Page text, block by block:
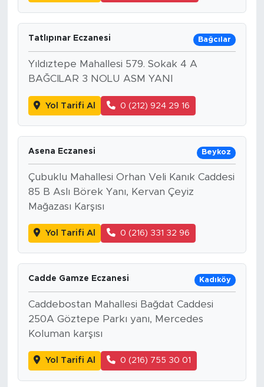
Tatlıpınar Eczanesi Bağcılar
Yıldıztepe Mahallesi 579. Sokak 4 A
BAĞCILAR 3 NOLU ASM YANI
Yol Tarifi Al 0 (212) 924 29 16
Asena Eczanesi Beykoz
Çubuklu Mahallesi Orhan Veli Kanık Caddesi
85 B Aslı Börek Yanı, Kervan Çeyiz
Mağazası Karşısı
Yol Tarifi Al 0 (216) 331 32 96
Cadde Gamze Eczanesi Kadıköy
Caddebostan Mahallesi Bağdat Caddesi
250A Göztepe Parkı yanı, Mercedes
Koluman karşısı
Yol Tarifi Al 0 (216) 755 30 01